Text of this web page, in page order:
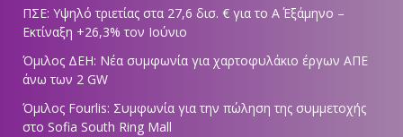
ΠΣΕ: Υψηλό τριετίας στα 27,6 δισ. € για το Α΄ Εξάμηνο –
Εκτίναξη +26,3% τον Ιούνιο
Όμιλος ΔΕΗ: Νέα συμφωνία για χαρτοφυλάκιο έργων ΑΠΕ
άνω των 2 GW
Όμιλος Fourlis: Συμφωνία για την πώληση της συμμετοχής
στο Sofia South Ring Mall